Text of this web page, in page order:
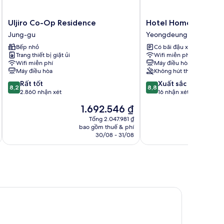
Uljiro
Co-
Op
Residence
Jung-
gu
Uljiro Co-Op Residence
Jung-gu
Bếp nhỏ
Trang thiết bị giặt ủi
Wifi miễn phí
Máy điều hòa
8.2
trên
xét
8,2 Rất tốt
2.860 nhận xét
Giá
hiện
tại
1.692.546 ₫
1.692.546 ₫
Tổng 2.047.981 ₫
bao gồm thuế & phí
30/08 - 31/08
Hotel
Home
Yeongdeungpo-
gu
Hotel Home
Yeongdeungpo-gu
Có bãi đậu xe
Wifi miễn phí
Máy điều hòa
Không hút thuốc
8.8
trên
xét
8,8 Xuất sắc
16 nhận xét